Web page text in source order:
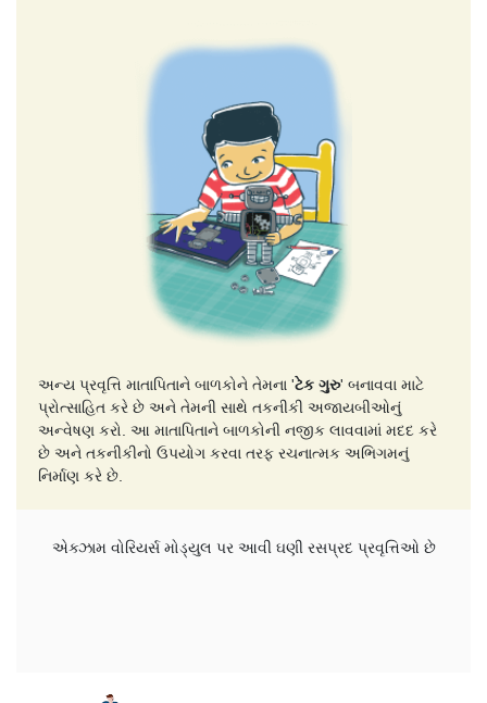
અન્ય પ્રવૃત્તિ માતાપિતાને બાળકોને તેમના 'ટેક ગુરુ' બનાવવા માટે
પ્રોત્સાહિત કરે છે અને તેમની સાથે તકનીકી અજાયબીઓનું
અન્વેષણ કરો. આ માતાપિતાને બાળકોની નજીક લાવવામાં મદદ કરે
છે અને તકનીકીનો ઉપયોગ કરવા તરફ રચનાત્મક અભિગમનું
નિર્માણ કરે છે.
એક્ઝામ વોરિયર્સ મોડ્યુલ પર આવી ઘણી રસપ્રદ પ્રવૃત્તિઓ છે